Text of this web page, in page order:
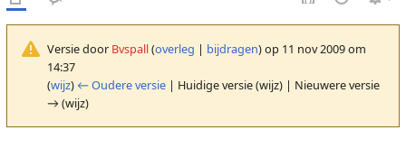
Versie door Bvspall(overleg | bijdragen)op 11 nov 2009 om
14:37
(wijz) ← Oudere versie| Huidige versie (wijz) | Nieuwere versie
→ (wijz)